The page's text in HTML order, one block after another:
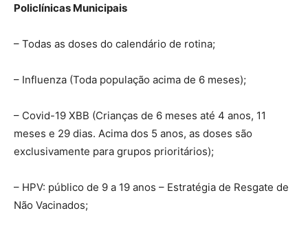
Policlínicas Municipais
– Todas as doses do calendário de rotina;
– Influenza (Toda população acima de 6 meses);
– Covid-19 XBB (Crianças de 6 meses até 4 anos, 11
meses e 29 dias. Acima dos 5 anos, as doses são
exclusivamente para grupos prioritários);
– HPV: público de 9 a 19 anos – Estratégia de Resgate de
Não Vacinados;